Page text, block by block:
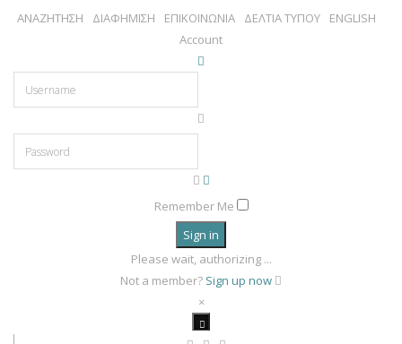
ΑΝΑΖΗΤΗΣΗ ΔΙΑΦΗΜΙΣΗ ΕΠΙΚΟΙΝΩΝΙΑ ΔΕΛΤΙΑ ΤΥΠΟΥ
ENGLISH
Account
Remember Me
Sign in
Please wait, authorizing ...
Not a member? Sign up now
×